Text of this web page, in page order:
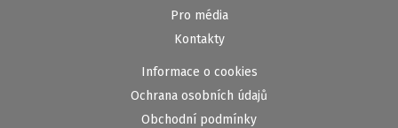
Pro média
Kontakty
Informace o cookies
Ochrana osobních údajů
Obchodní podmínky